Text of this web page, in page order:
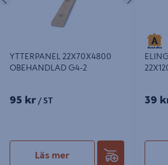
YTTERPANEL 22X70X4800
OBEHANDLAD G4-2
95 kr / ST
Läs mer
39